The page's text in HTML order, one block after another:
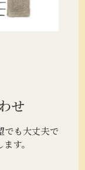
せ
でも大丈夫で
す。